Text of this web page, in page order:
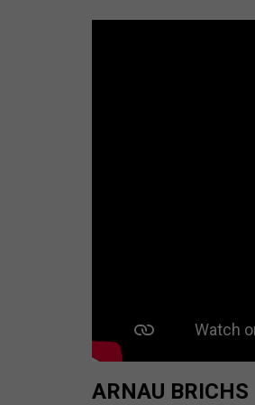
ARNAU BRICHS